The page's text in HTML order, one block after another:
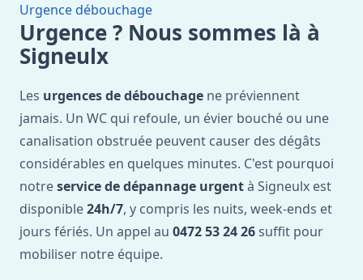
Urgence débouchage
Urgence ? Nous sommes là à
Signeulx
Les urgences de débouchage ne préviennent
jamais. Un WC qui refoule, un évier bouché ou une
canalisation obstruée peuvent causer des dégâts
considérables en quelques minutes. C'est pourquoi
notreservice de dépannage urgentà Signeulx est
disponible24h/7, y compris les nuits, week-ends et
jours fériés. Un appel au 0472 53 24 26 suffit pour
mobiliser notre équipe.